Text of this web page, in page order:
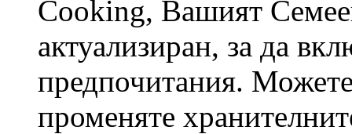
Cooking, Вашият
актуализиран, за да
предпочитания.
променяте